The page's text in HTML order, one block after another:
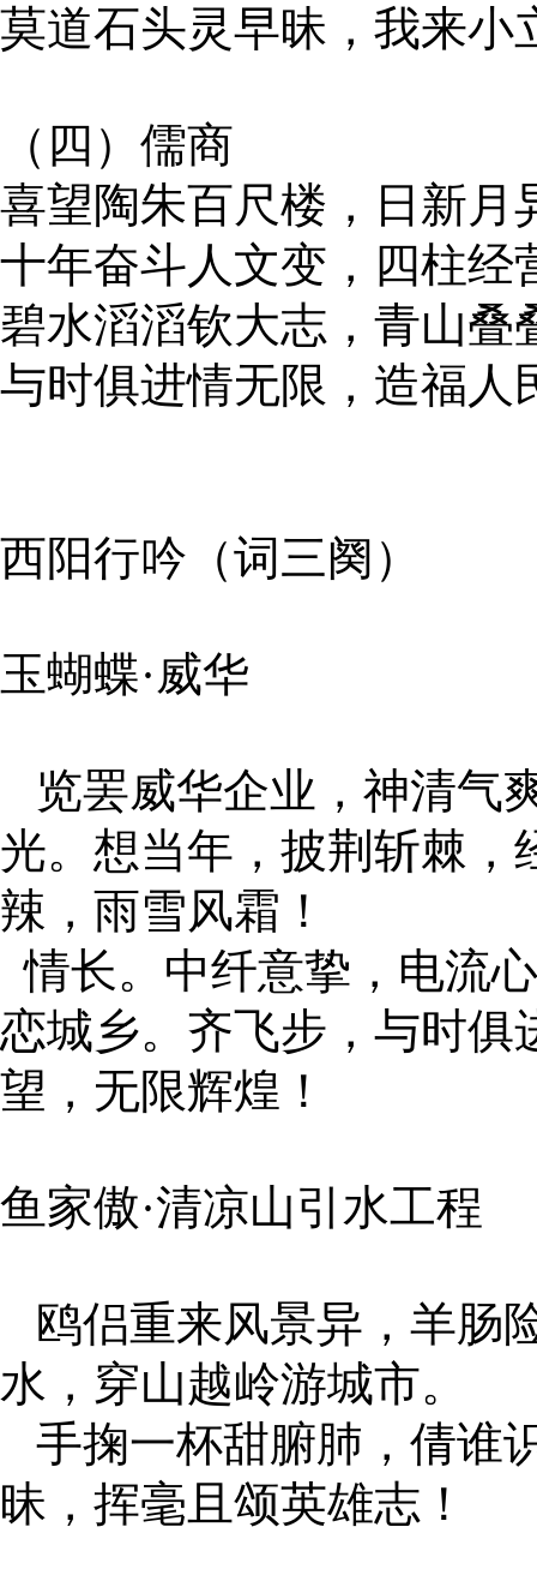
莫道石头灵早昧，我来小
（四）儒商
喜望陶朱百尺楼，日新月
十年奋斗人文变，四柱经
碧水滔滔钦大志，青山叠
与时俱进情无限，造福人
西阳行吟（词三阕）
玉蝴蝶·威华
览罢威华企业，神清气
光。想当年，披荆斩棘，
辣，雨雪风霜！
情长。中纤意挚，电流
恋城乡。齐飞步，与时俱
望，无限辉煌！
鱼家傲·清凉山引水工程
鸥侣重来风景异，羊肠
水，穿山越岭游城市。
手掬一杯甜腑肺，倩谁
昧，挥毫且颂英雄志！